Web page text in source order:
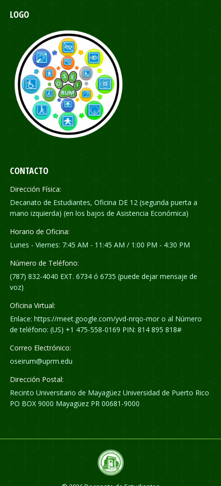
LOGO
CONTACTO
Dirección Física:
Decanato de Estudiantes, Oficina DE 12 (segunda puerta a
mano izquierda) (en los bajos de Asistencia Económica)
Horario de Oficina:
Lunes - Viernes: 7:45 AM - 11:45 AM / 1:00 PM - 4:30 PM
Número de Teléfono:
(787) 832-4040 EXT. 6734 ó 6735 (puede dejar mensaje de
voz)
Oficina Virtual:
Enlace: https://meet.google.com/yvd-nrqo-mor o al Número
de teléfono: (US) +1 475-558-0169 PIN: 814 895 818#
Correo Electrónico:
oseirum@uprm.edu
Dirección Postal:
Recinto Universitario de Mayagüez Universidad de Puerto Rico
PO BOX 9000 Mayagüez PR 00681-9000